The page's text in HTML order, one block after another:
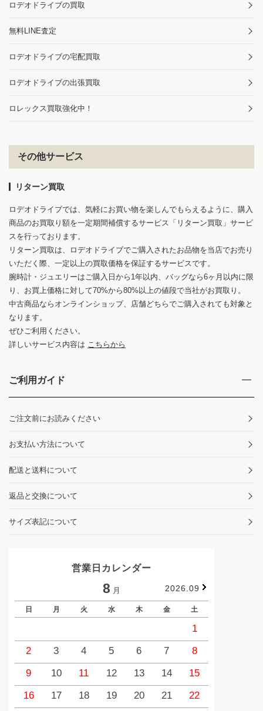
ロデオドライブの買取
無料LINE査定
ロデオドライブの宅配買取
ロデオドライブの出張買取
ロレックス買取強化中！
その他サービス
リターン買取
ロデオドライブでは、気軽にお買い物を楽しんでもらえるように、購入
商品のお買取り額を一定期間補償するサービス「リターン買取」サービ
スを行っております。
リターン買取は、ロデオドライブでご購入されたお品物を当店でお売り
いただく際、一定以上の買取価格を保証するサービスです。
腕時計・ジュエリーはご購入日から1年以内、バッグなら6ヶ月以内に限
り、お買上価格に対して70%から80%以上の値段で当社がお買取り。
中古商品ならオンラインショップ、店舗どちらでご購入されても対象と
なります。
ぜひご利用ください。
詳しいサービス内容は こちらから
ご利用ガイド
ご注文前にお読みください
お支払い方法について
配送と送料について
返品と交換について
サイズ表記について
営業日カレンダー
8 月 2026.09
日 月 火 水 木 金 土
1
2
3 4 5 6 7
8
9
10 11 12 13 14
15
16
17 18 19 20 21
22